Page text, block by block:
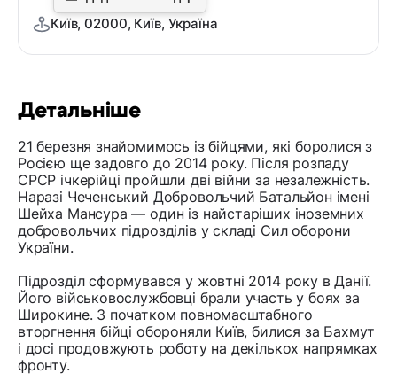
Детальніше
21 березня знайомимось із бійцями, які боролися з
Росією ще задовго до 2014 року. Після розпаду
СРСР ічкерійці пройшли дві війни за незалежність.
Наразі Чеченський Добровольчий Батальйон імені
Шейха Мансура — один із найстаріших іноземних
добровольчих підрозділів у складі Сил оборони
України.
Підрозділ сформувався у жовтні 2014 року в Данії.
Його військовослужбовці брали участь у боях за
Широкине. З початком повномасштабного
вторгнення бійці обороняли Київ, билися за Бахмут
і досі продовжують роботу на декількох напрямках
фронту.
Київ, 02000, Київ, Україна